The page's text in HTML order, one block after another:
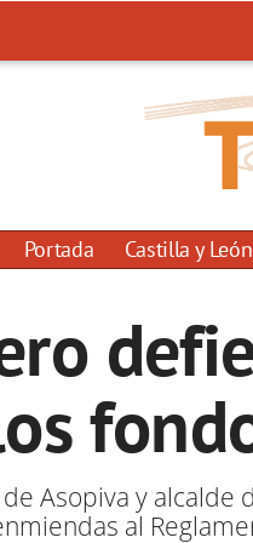
Portada Castilla y León
Asopiva y
al